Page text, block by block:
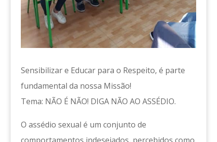
Sensibilizar e Educar para o Respeito, é parte
fundamental da nossa Missão!
Tema: NÃO É NÃO! DIGA NÃO AO ASSÉDIO.
O assédio sexual é um conjunto de